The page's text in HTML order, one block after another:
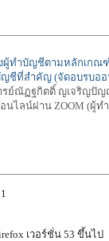
ผู้ทำบัญชีตามหลักเกณ
ชีที่สำคัญ (จัดอบรบออ
รย์ณัฏฐกิตติ์ ญเจริญปัญ
นไลน์ผ่าน ZOOM (ผู้
เวอร์ชั่น 53 ขึ้นไป